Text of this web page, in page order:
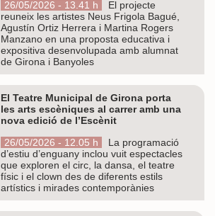
26/05/2026 - 13.41 h
El projecte
reuneix les artistes Neus Frigola Bagué,
Agustín Ortiz Herrera i Martina Rogers
Manzano en una proposta educativa i
expositiva desenvolupada amb alumnat
de Girona i Banyoles
El Teatre Municipal de Girona porta
les arts escèniques al carrer amb una
nova edició de l’Escènit
26/05/2026 - 12.05 h
La programació
d’estiu d’enguany inclou vuit espectacles
que exploren el circ, la dansa, el teatre
físic i el clown des de diferents estils
artístics i mirades contemporànies